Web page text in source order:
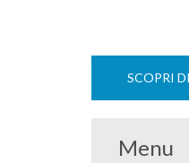
SCOPRI
Menu